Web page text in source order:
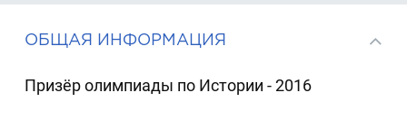
ОБЩАЯ ИНФОРМАЦИЯ
Призёр олимпиады по Истории - 2016